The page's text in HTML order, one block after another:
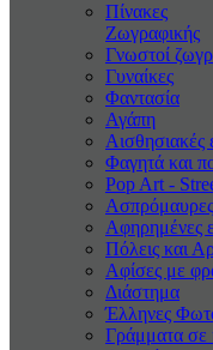
Πίνακες
Ζωγραφικής
Γνωστοί
Γυναίκες
Φαντασία
Αγάπη
Αισθησιακές
Φαγητά και
Pop Art -
Ασπρόμαυρες
Αφηρημένες
Πόλεις και
Αφίσες με
Διάστημα
Έλληνες
Γράμματα σε